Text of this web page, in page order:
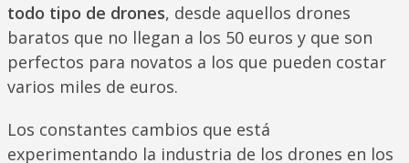
todo tipo de drones, desde aquellos drones
baratos que no llegan a los 50 euros y que son
perfectos para novatos a los que pueden costar
varios miles de euros.
Los constantes cambios que está
experimentando la industria de los drones en los